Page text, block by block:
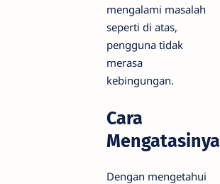
mengalami masalah
seperti di atas,
pengguna tidak
merasa
kebingungan.
Cara
Mengatasinya
Dengan mengetahui